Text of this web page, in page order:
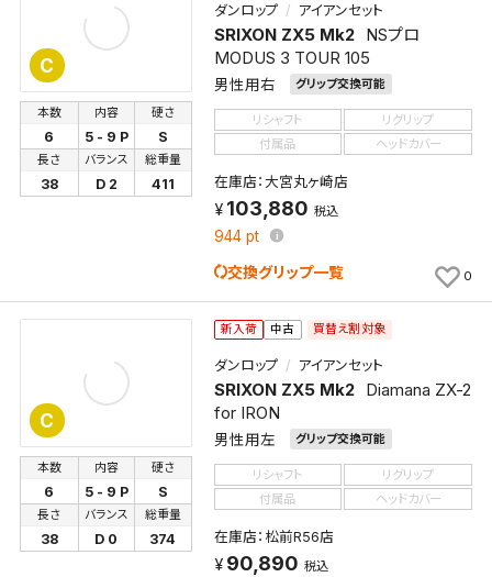
C
ダンロップ アイアンセット
SRIXON ZX5 Mk2
NSプロ
MODUS 3 TOUR 105
男性用右 グリップ交換可能
本数
6
内容
5 - 9 P
硬さ
S
長さ
38
バランス
D 2
総重量
411
リシャフト
リグリップ
付属品
ヘッドカバー
在庫店：大宮丸ヶ崎店
103,880 税込
944 pt
交換グリップ一覧 0
C
新入荷 中古 買替え割対象
ダンロップ アイアンセット
SRIXON ZX5 Mk2
Diamana ZX-2
for IRON
男性用左 グリップ交換可能
本数
6
内容
5 - 9 P
硬さ
S
長さ
38
バランス
D 0
総重量
374
リシャフト
リグリップ
付属品
ヘッドカバー
在庫店：松前R56店
90,890 税込